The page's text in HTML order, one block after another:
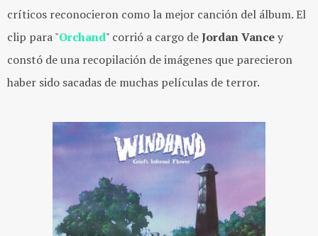
críticos reconocieron como la mejor canción del álbum. El
clip para "Orchand" corrió a cargo deJordan Vancey
constó de una recopilación de imágenes que parecieron
haber sido sacadas de muchas películas de terror.